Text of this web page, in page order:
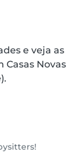
e veja as
Novas